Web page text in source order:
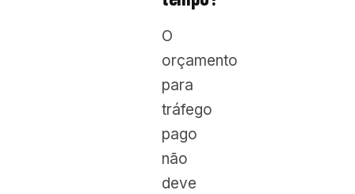
O
orçamento
para
tráfego
pago
não
deve